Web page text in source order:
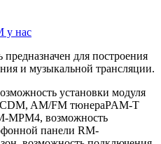
у нас
для построения
и музыкальной трансляции.
установки модуля
AM/FM тюнераPAM-T
MPM4, возможность
панели RM-